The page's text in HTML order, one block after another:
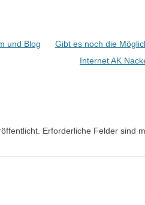
und Blog
Gibt es noch die
Internet AK
Erforderliche Felder sind